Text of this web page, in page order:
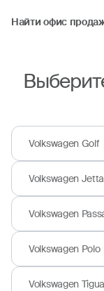
Найти офис
Volkswagen Golf
Volkswagen Jetta
Volkswagen
Volkswagen Polo
Volkswagen